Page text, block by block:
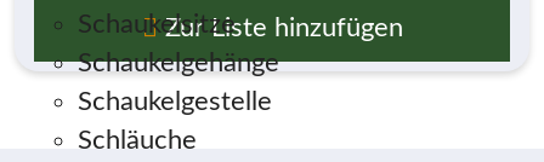
Schaukelsitze
Schaukelgehänge
Schaukelgestelle
Schläuche
Zur Liste hinzufügen